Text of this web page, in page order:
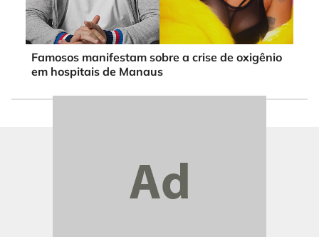
Famosos manifestam sobre a crise de oxigênio
em hospitais de Manaus